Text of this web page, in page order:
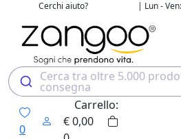
Cerchi aiuto? | Lun -
Cerca tra oltre 5.000
consegna
0
Carrello:
€0,00